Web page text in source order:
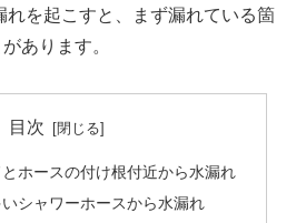
れを起こすと、まず漏れている箇
あります。
目次
ホースの付け根付近から水漏れ
シャワーホースから水漏れ